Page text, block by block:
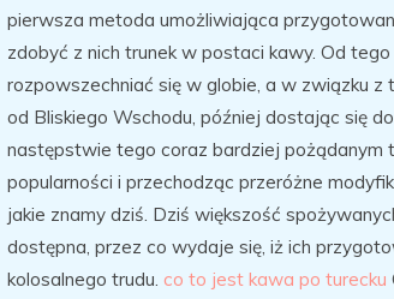
pierwsza metoda umożliwiająca
zdobyć z nich trunek w postaci kawy. Od
rozpowszechniać się w globie, a w związku z
od Bliskiego Wschodu, później dostając się
następstwie tego coraz bardziej pożądanym
popularności i przechodząc przeróżne
jakie znamy dziś. Dziś większość
dostępna, przez co wydaje się, iż ich
kolosalnego trudu. co to jest kawa po turecku